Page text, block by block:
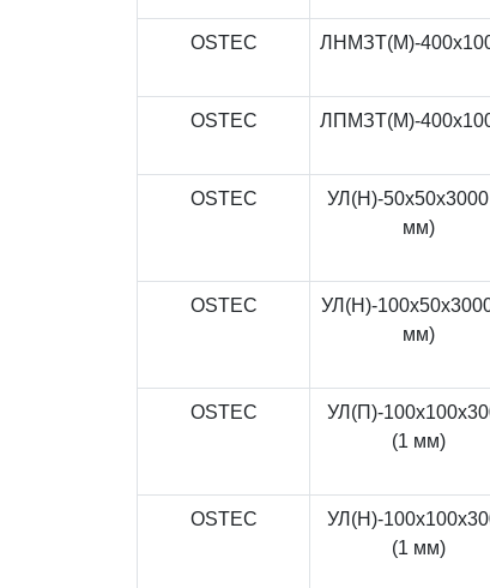
OSTEC ЛНМЗТ(М)-
OSTEC ЛПМЗТ(М)-
OSTEC
УЛ(Н)-50x50x3000
мм)
OSTEC
УЛ(Н)-
мм)
OSTEC
УЛ(П)-
(1 мм)
OSTEC
УЛ(Н)-
(1 мм)